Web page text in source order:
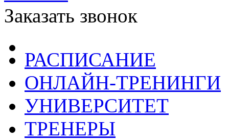
Заказать звонок
РАСПИСАНИЕ
ОНЛАЙН-ТРЕНИНГИ
УНИВЕРСИТЕТ
ТРЕНЕРЫ